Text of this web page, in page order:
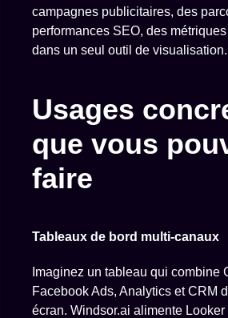
campagnes publicitaires, des
performances SEO, des
dans un seul outil de visualisation.
Usages
que vous
faire
Tableaux de bord multi-canaux
Imaginez un tableau qui combine
Facebook Ads, Analytics et CRM
écran. Windsor.ai alimente Looker